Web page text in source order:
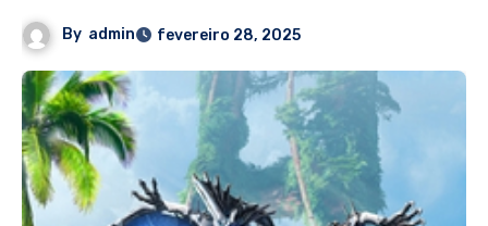
By admin fevereiro 28, 2025